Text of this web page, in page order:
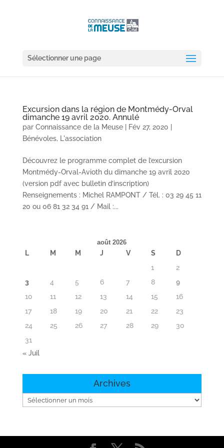
Sélectionner une page
Excursion dans la région de Montmédy-Orval
dimanche 19 avril 2020. Annulé
par Connaissance de la Meuse| Fév 27, 2020
Bénévoles, L'association
Découvrez le programme complet de l’excursion
Montmédy-Orval-Avioth du dimanche 19 avril 2020
(version pdf avec bulletin d’inscription)
Renseignements : Michel RAMPONT / Tél. : 03 29 45 11
20 ou 06 81 32 34 91 / Mail :...
août 2026
L M M J V S
D
1
2
3
4 5 6 7 8
9
10
11 12 13 14 15
16
17
18 19 20 21 22
23
24
25 26 27 28 29
30
31
« Juil
Archives
Archives